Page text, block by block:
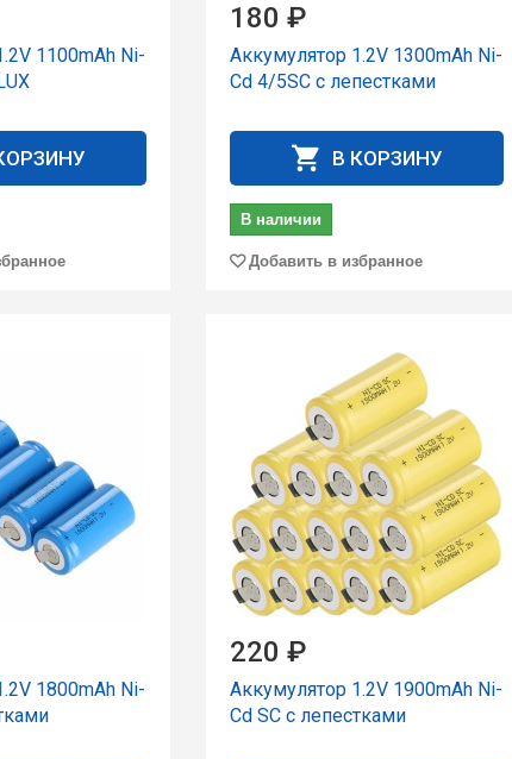
1100mAh Ni-
180 ₽
Аккумулятор 1.2V 1300mAh Ni-
Cd 4/5SC с лепестками
В КОРЗИНУ
В наличии
Добавить в избранное
1800mAh Ni-
220 ₽
Аккумулятор 1.2V 1900mAh Ni-
Cd SC с лепестками